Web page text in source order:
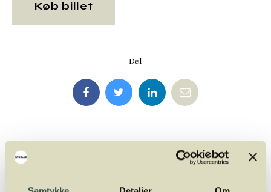
Køb billet
Del
På kurset vil du blive